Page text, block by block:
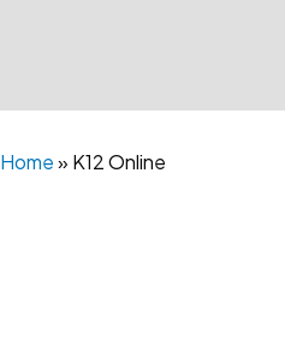
Home» K12 Online